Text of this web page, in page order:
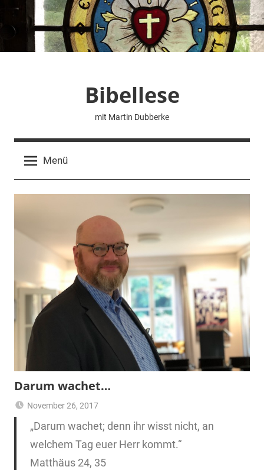
Zum
Inhalt
springen
Bibellese
mit Martin Dubberke
Menü
Darum wachet…
November 26, 2017
Pfarrer
Bibellese
„Darum wachet; denn ihr wisst nicht, an
welchem Tag euer Herr kommt.“
Matthäus 24, 35